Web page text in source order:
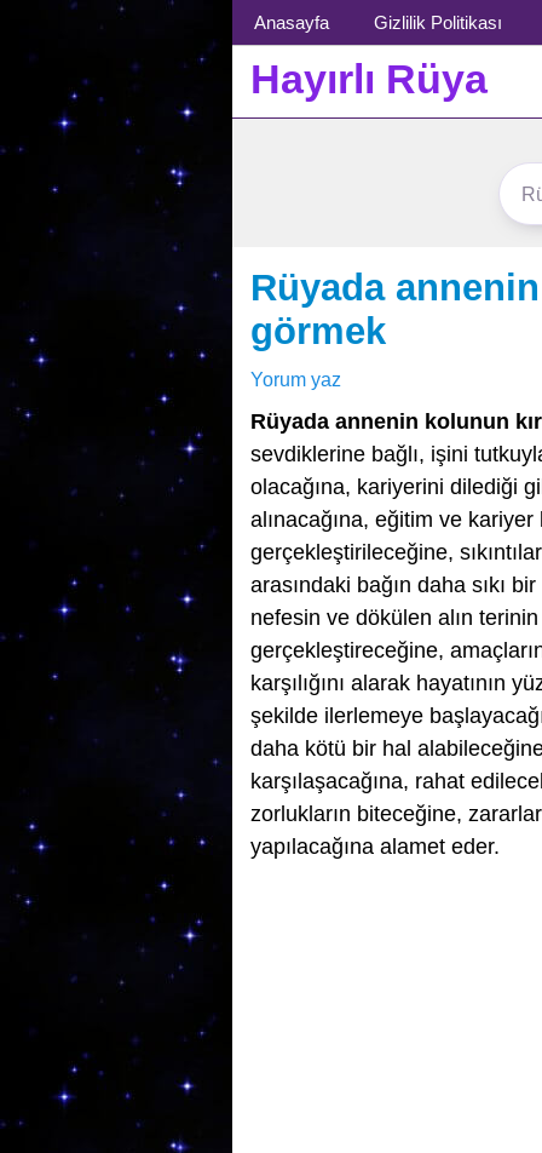
Menü
Anasayfa Gizlilik Politikası
Hayırlı Rüya
Rüyada annenin
görmek
Yorum yaz
Rüyada annenin kolunun
sevdiklerine bağlı, işini
olacağına, kariyerini dilediği
alınacağına, eğitim ve
gerçekleştirileceğine,
arasındaki bağın daha sıkı
nefesin ve dökülen alın
gerçekleştireceğine,
karşılığını alarak hayatının
şekilde ilerlemeye
daha kötü bir hal
karşılaşacağına, rahat
zorlukların biteceğine,
yapılacağına alamet eder.